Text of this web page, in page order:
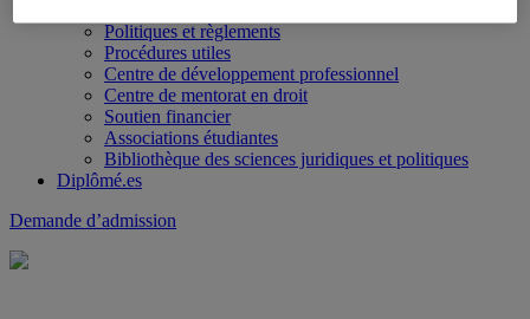
Politiques et règlements
Procédures utiles
Centre de développement professionnel
Centre de mentorat en droit
Soutien financier
Associations étudiantes
Bibliothèque des sciences juridiques et politiques
Diplômé.es
Demande d’admission